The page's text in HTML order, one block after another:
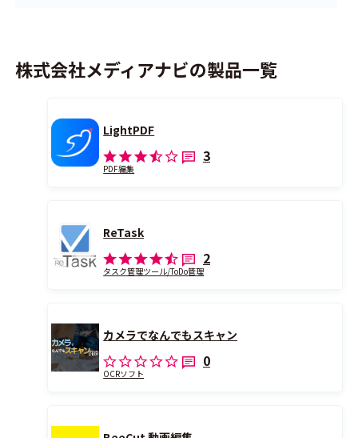
株式会社メディアナビの製品一覧
LightPDF
3
PDF編集
ReTask
2
タスク管理ツール/ToDo管理
カメラでなんでもスキャン
0
OCRソフト